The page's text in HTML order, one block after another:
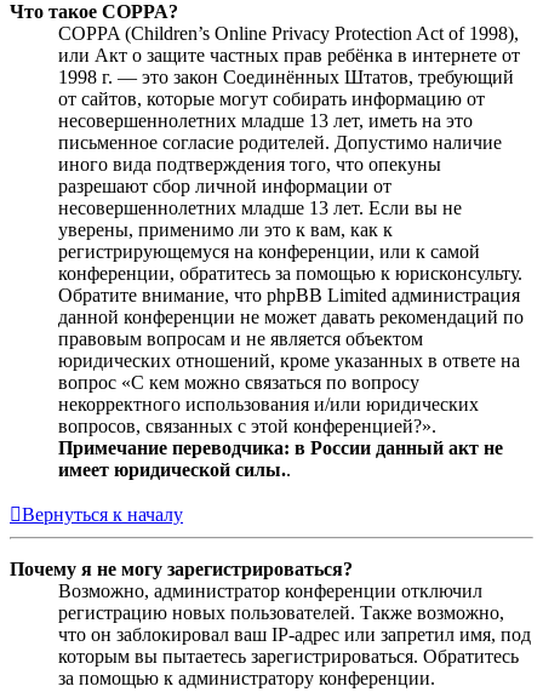
Что такое COPPA?
COPPA (Children’s Online Privacy Protection Act of 1998),
или Акт о защите частных прав ребёнка в интернете от
1998 г. — это закон Соединённых Штатов, требующий
от сайтов, которые могут собирать информацию от
несовершеннолетних младше 13 лет, иметь на это
письменное согласие родителей. Допустимо наличие
иного вида подтверждения того, что опекуны
разрешают сбор личной информации от
несовершеннолетних младше 13 лет. Если вы не
уверены, применимо ли это к вам, как к
регистрирующемуся на конференции, или к самой
конференции, обратитесь за помощью к юрисконсульту.
Обратите внимание, что phpBB Limited администрация
данной конференции не может давать рекомендаций по
правовым вопросам и не является объектом
юридических отношений, кроме указанных в ответе на
вопрос «С кем можно связаться по вопросу
некорректного использования и/или юридических
вопросов, связанных с этой конференцией?».
Примечание переводчика: в России данный акт не
имеет юридической силы..
Вернуться к началу
Почему я не могу зарегистрироваться?
Возможно, администратор конференции отключил
регистрацию новых пользователей. Также возможно,
что он заблокировал ваш IP-адрес или запретил имя, под
которым вы пытаетесь зарегистрироваться. Обратитесь
за помощью к администратору конференции.